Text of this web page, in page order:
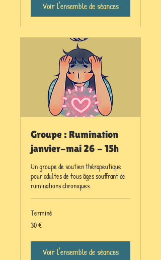
Voir l'ensemble de séances
Groupe : Rumination
janvier-mai 26 - 15h
Un groupe de soutien thérapeutique
pour adultes de tous âges souffrant de
ruminations chroniques.
Terminé
30
euros
30 €
Voir l'ensemble de séances